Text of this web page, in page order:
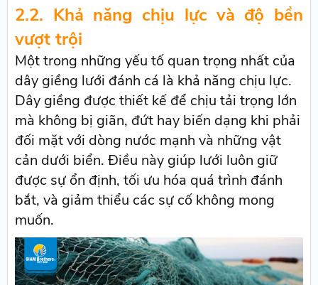
2.2. Khả năng chịu lực và độ bền
vượt trội
Một trong những yếu tố quan trọng nhất của
dây giềng lưới đánh cá là khả năng chịu lực.
Dây giềng được thiết kế để chịu tải trọng lớn
mà không bị giãn, đứt hay biến dạng khi phải
đối mặt với dòng nước mạnh và những vật
cản dưới biển. Điều này giúp lưới luôn giữ
được sự ổn định, tối ưu hóa quá trình đánh
bắt, và giảm thiểu các sự cố không mong
muốn.